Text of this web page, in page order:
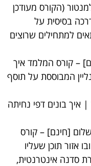
(הקורס מעודכן
בסיסית על
למתחילים שרוצים
– קורס המלמד איך
המבוססת על תוסף
| איך בונים דפי נחיתה
[חינם] – קורס
אזור תוכן שעליו
סדנה אינטרנטית,